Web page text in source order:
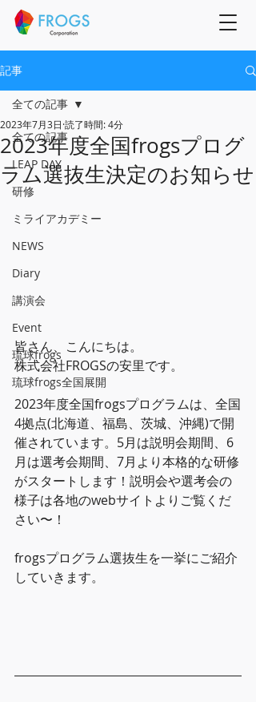
記事
全ての記事
LEAP DAY
研修
ミライアカデミー
NEWS
Diary
講演会
Event
琉球frogs
琉球frogs全国展開
全ての記事
2023年度全国frogsプログ
ラム選抜生決定のお知らせ
2023年7月3日 読了時間: 4分
皆さん、こんにちは。
株式会社FROGSの安里です。
2023年度全国frogsプログラムは、全国
4拠点(北海道、福島、茨城、沖縄)で開
催されています。5月は説明会期間、6
月は選考会期間、7月より本格的な研修
がスタートします！説明会や選考会の
様子は各地のwebサイトよりご覧くだ
さい〜！
frogsプログラム選抜生を一挙にご紹介
していきます。